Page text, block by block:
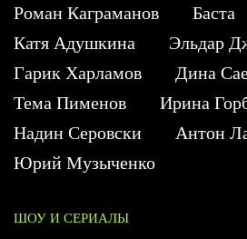
Роман Каграманов
Баста
Катя Адушкина
Эльдар
Гарик Харламов
Дина
Тема Пименов
Ирина
Надин Серовски
Антон
Юрий Музыченко
ШОУ И СЕРИАЛЫ